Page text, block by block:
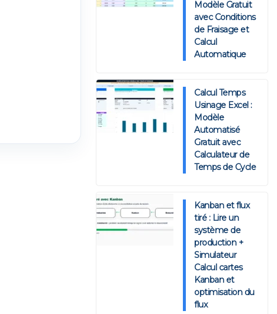
Modèle Gratuit
avec Conditions
de Fraisage et
Calcul
Automatique
Calcul Temps
Usinage Excel :
Modèle
Automatisé
Gratuit avec
Calculateur de
Temps de Cycle
Kanban et flux
tiré : Lire un
système de
production +
Simulateur
Calcul cartes
Kanban et
optimisation du
flux